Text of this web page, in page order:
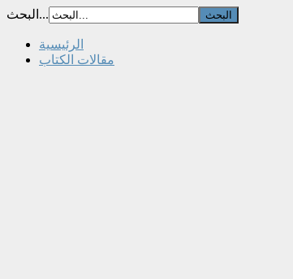
البحث...
الرئيسية
مقالات الكتاب